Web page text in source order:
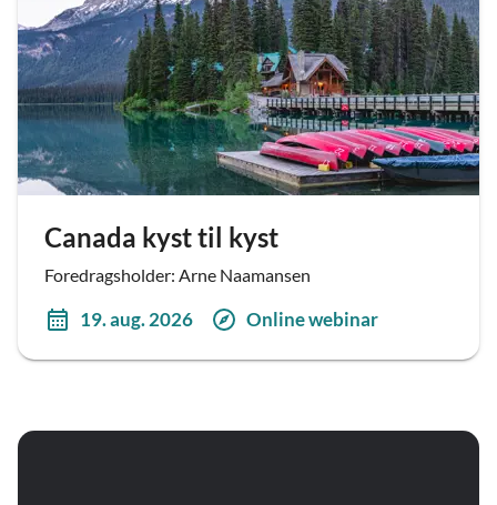
Canada kyst til kyst
Foredragsholder: Arne Naamansen
19. aug. 2026 Online webinar